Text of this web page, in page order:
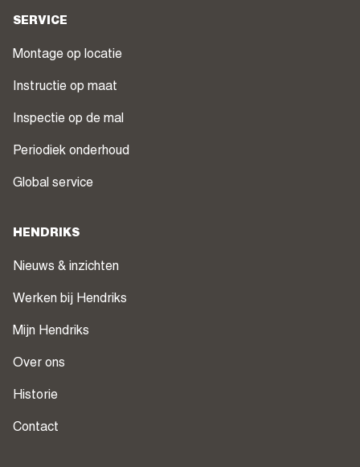
SERVICE
Montage op locatie
Instructie op maat
Inspectie op de mal
Periodiek onderhoud
Global service
HENDRIKS
Nieuws & inzichten
Werken bij Hendriks
Mijn Hendriks
Over ons
Historie
Contact